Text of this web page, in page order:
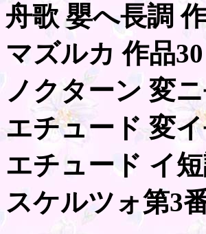
舟歌 嬰へ長調
マズルカ 作品30
ノクターン 変
エチュード 変
エチュード イ
スケルツォ第3